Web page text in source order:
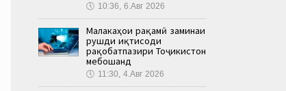
🕔 10:36, 6.Авг 2026
Малакаҳои рақамӣ заминаи
рушди иқтисоди
рақобатпазири Тоҷикистон
мебошанд
🕔 11:30, 4.Авг 2026